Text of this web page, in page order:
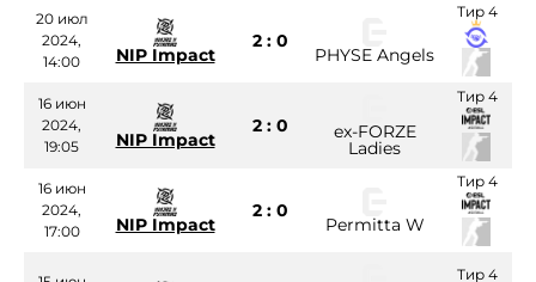
20 июл
2024,
14:00
NIP Impact
2 : 0
PHYSE Angels
Тир 4
16 июн
2024,
19:05
NIP Impact
2 : 0 ex-FORZE
Ladies
Тир 4
16 июн
2024,
17:00
NIP Impact
2 : 0
Permitta W
Тир 4
Тир 4